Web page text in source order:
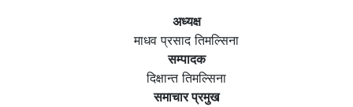
अध्यक्ष
माधव प्रसाद तिमल्सिना
सम्पादक
दिक्षान्त तिमल्सिना
समाचार प्रमुख